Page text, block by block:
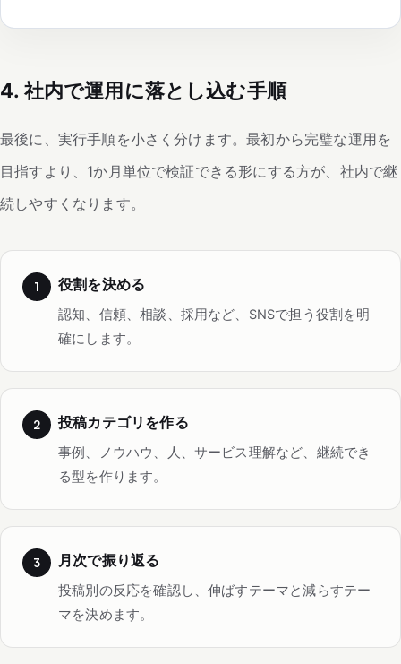
4. 社内で運用に落とし込む手順
最後に、実行手順を小さく分けます。最初から完璧な運用を
目指すより、1か月単位で検証できる形にする方が、社内で継
続しやすくなります。
役割を決める
認知、信頼、相談、採用など、SNSで担う役割を明
確にします。
投稿カテゴリを作る
事例、ノウハウ、人、サービス理解など、継続でき
る型を作ります。
月次で振り返る
投稿別の反応を確認し、伸ばすテーマと減らすテー
マを決めます。